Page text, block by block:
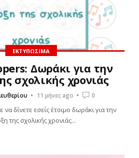
ΕΚΤΥΠΏΣΙΜΑ
Δωράκι για την
σχολικής χρονιάς
11 μήνες ago 0
να δίνετε εσείς έτοιμο δωράκι για την
της σχολικής χρονιάς...